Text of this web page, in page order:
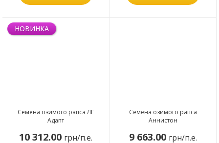
НОВИНКА
Семена озимого рапса ЛГ
Адапт
10 312.00 грн/п.е.
Семена озимого рапса
Аннистон
9 663.00 грн/п.е.